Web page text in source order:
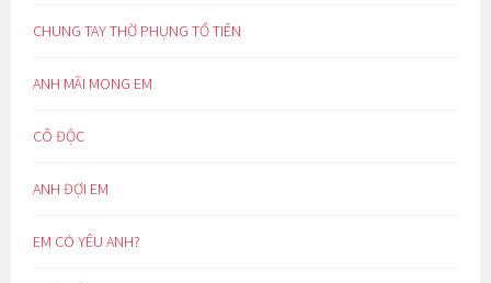
CHUNG TAY THỜ PHỤNG TỔ TIÊN
ANH MÃI MONG EM
CÔ ĐỘC
ANH ĐỢI EM
EM CÓ YÊU ANH?